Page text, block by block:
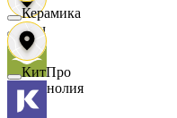
Луч
Магнолия
Керамика
КитПро